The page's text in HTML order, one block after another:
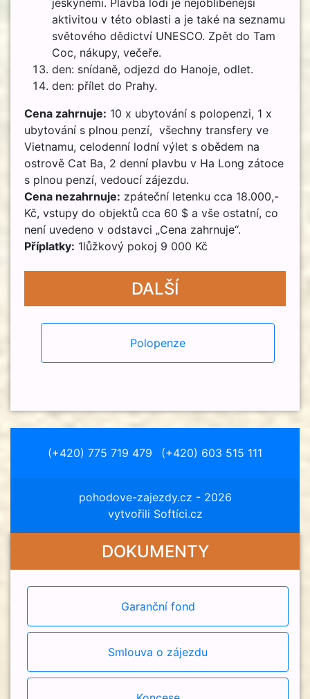
jeskyněmi. Plavba lodí je nejoblíbenější
aktivitou v této oblasti a je také na seznamu
světového dědictví UNESCO. Zpět do Tam
Coc, nákupy, večeře.
den: snídaně, odjezd do Hanoje, odlet.
den: přílet do Prahy.
Cena zahrnuje: 10 x ubytování s polopenzi, 1 x
ubytování s plnou penzí, všechny transfery ve
Vietnamu, celodenní lodní výlet s obědem na
ostrově Cat Ba, 2 denní plavbu v Ha Long zátoce
s plnou penzí, vedoucí zájezdu.
Cena nezahrnuje: zpáteční letenku cca 18.000,-
Kč, vstupy do objektů cca 60 $ a vše ostatní, co
není uvedeno v odstavci „Cena zahrnuje“.
Příplatky: 1lůžkový pokoj 9 000 Kč
DALŠÍ
Polopenze
(+420) 775 719 479 (+420) 603 515 111
pohodove-zajezdy.cz - 2026
vytvořili Softíci.cz
DOKUMENTY
Garanční fond
Smlouva o zájezdu